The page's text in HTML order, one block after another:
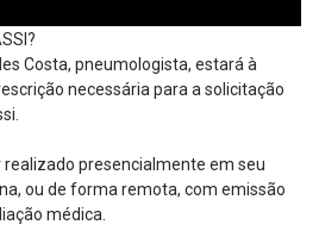
Costa, pneumologista, estará à
necessária para a solicitação
presencialmente em seu
ou de forma remota, com emissão
médica.